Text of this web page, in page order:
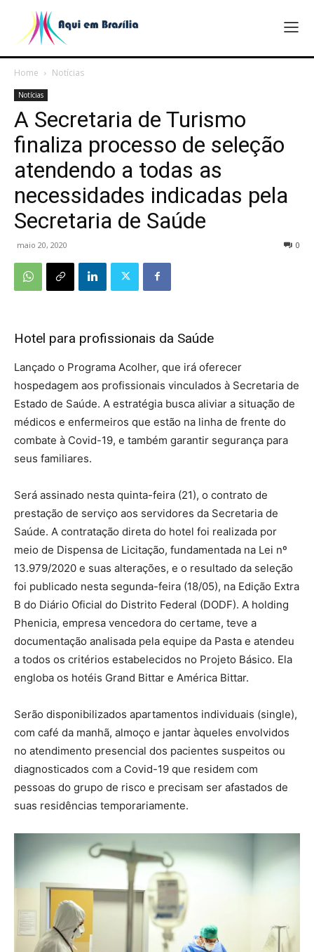
Home Notícias
Notícias
A Secretaria de Turismo
finaliza processo de seleção
atendendo a todas as
necessidades indicadas pela
Secretaria de Saúde
maio 20, 2020 0
Hotel para profissionais da Saúde
Lançado o Programa Acolher, que irá oferecer
hospedagem aos profissionais vinculados à Secretaria de
Estado de Saúde. A estratégia busca aliviar a situação de
médicos e enfermeiros que estão na linha de frente do
combate à Covid-19, e também garantir segurança para
seus familiares.
Será assinado nesta quinta-feira (21), o contrato de
prestação de serviço aos servidores da Secretaria de
Saúde. A contratação direta do hotel foi realizada por
meio de Dispensa de Licitação, fundamentada na Lei nº
13.979/2020 e suas alterações, e o resultado da seleção
foi publicado nesta segunda-feira (18/05), na Edição Extra
B do Diário Oficial do Distrito Federal (DODF). A holding
Phenicia, empresa vencedora do certame, teve a
documentação analisada pela equipe da Pasta e atendeu
a todos os critérios estabelecidos no Projeto Básico. Ela
engloba os hotéis Grand Bittar e América Bittar.
Serão disponibilizados apartamentos individuais (single),
com café da manhã, almoço e jantar àqueles envolvidos
no atendimento presencial dos pacientes suspeitos ou
diagnosticados com a Covid-19 que residem com
pessoas do grupo de risco e precisam ser afastados de
suas residências temporariamente.